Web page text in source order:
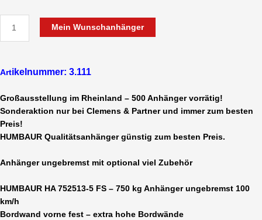
Mein Wunschanhänger
Artikelnummer: 3.111
Großausstellung im Rheinland – 500 Anhänger vorrätig!
Sonderaktion nur bei Clemens & Partner und immer zum besten
Preis!
HUMBAUR Qualitätsanhänger günstig zum besten Preis.
Anhänger ungebremst mit optional viel Zubehör
HUMBAUR HA 752513-5 FS – 750 kg Anhänger ungebremst 100
km/h
Bordwand vorne fest – extra hohe Bordwände